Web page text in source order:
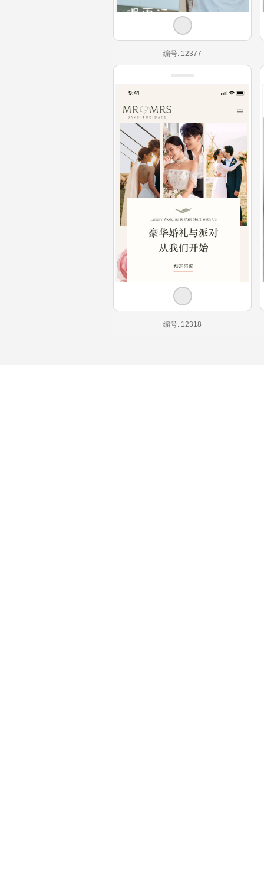
编号: 12377
编号: 12318